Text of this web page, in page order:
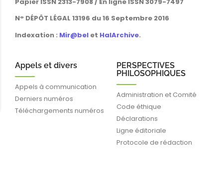
N° DÉPÔT LÉGAL 13196 du 16 Septembre 2016
Indexation : Mir@bel et HalArchive.
Appels et divers
Appels à communication
Derniers numéros
Téléchargements numéros
PERSPECTIVES
PHILOSOPHIQUES
Administration et Comité
Code éthique
Déclarations
Ligne éditoriale
Protocole de rédaction